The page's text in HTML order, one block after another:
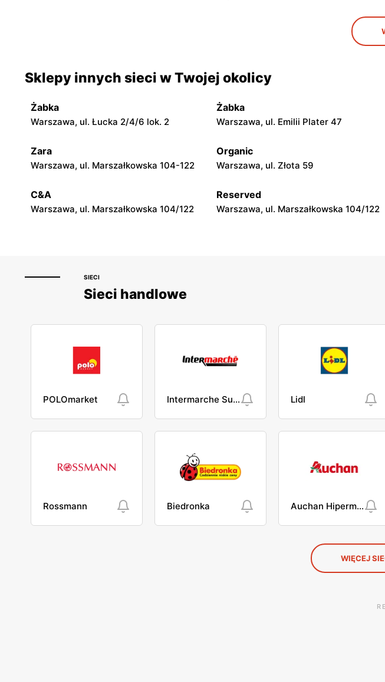
Mińsk Mazowiecki, ul. Józefa
Topaz Topaz
Topaz Topaz
Topaz Topaz
Sklepy innych sieci w Twojej okolicy
Żabka
Warszawa, ul. Łucka 2/4/6 lok. 2
Żabka
Warszawa, ul. Emilii Plater 47
Zara
Warszawa, ul. Marszałkowska 104-122
Organic
Warszawa, ul. Złota 59
C&A
Warszawa, ul. Marszałkowska 104/122
Reserved
Warszawa, ul. Marszałkowska 104/122
SIECI
Sieci handlowe
POLOmarket Intermarche Super Lidl
Rossmann Biedronka Auchan Hipermarket
WIĘCEJ